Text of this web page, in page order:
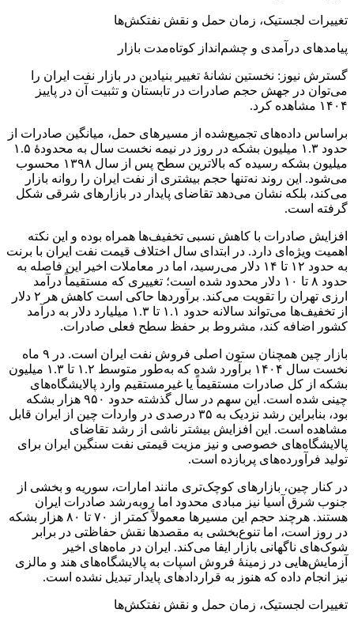
تغییرات لجستیک، زمان حمل و نقش نفتکش‌ها
پیامدهای درآمدی و چشم‌انداز کوتاه‌مدت بازار
گسترش نیوز: نخستین نشانهٔ تغییر بنیادین در بازار نفت ایران را
می‌توان در جهش حجم صادرات در تابستان و تثبیت آن در پاییز
۱۴۰۴ مشاهده کرد.
براساس داده‌های تجمیع‌شده از مسیرهای حمل، میانگین صادرات از
حدود ۱.۳ میلیون بشکه در روز در نیمه نخست سال به محدودهٔ ۱.۵
میلیون بشکه رسیده که بالاترین سطح پس از سال ۱۳۹۸ محسوب
می‌شود. این روند نه‌تنها حجم بیشتری از نفت ایران را روانه بازار
می‌کند، بلکه نشان می‌دهد تقاضای پایدار در بازارهای شرقی شکل
گرفته است.
افزایش صادرات با کاهش نسبی تخفیف‌ها همراه بوده و این نکته
اهمیت ویژه‌ای دارد. در ابتدای سال اختلاف قیمت نفت ایران با برنت
به حدود ۱۲ تا ۱۴ دلار می‌رسید، اما در معاملات اخیر این فاصله به
حدود ۸ تا ۱۰ دلار محدود شده است؛ تغییری که مستقیماً درآمد
ارزی تهران را تقویت می‌کند. برآوردها حاکی است کاهش هر ۲ دلار
از تخفیف‌ها می‌تواند سالانه حدود ۱.۱ تا ۱.۳ میلیارد دلار به درآمد
کشور اضافه کند، مشروط بر حفظ سطح فعلی صادرات.
بازار چین همچنان ستون اصلی فروش نفت ایران است. در ۹ ماه
نخست سال ۱۴۰۴ برآورد شده که به‌طور متوسط ۱.۲ تا ۱.۳ میلیون
بشکه از کل صادرات مستقیماً یا غیرمستقیم وارد پالایشگاه‌های
چینی شده است. این سهم در سال گذشته حدود ۹۵۰ هزار بشکه
بود، بنابراین رشد نزدیک به ۳۵ درصدی در واردات چین از ایران قابل
مشاهده است. این افزایش بیشتر ناشی از رشد تقاضای
پالایشگاه‌های خصوصی و نیز مزیت قیمتی نفت سنگین ایران برای
تولید فرآورده‌های پربازده است.
در کنار چین، بازارهای کوچک‌تری مانند امارات، سوریه و بخشی از
جنوب شرق آسیا نیز مبادی محدود اما رو‌به‌رشد صادرات ایران
هستند. هرچند حجم این مسیرها معمولاً کمتر از ۷۰ تا ۸۰ هزار بشکه
در روز است، اما تنوع‌بخشی به مقصدها نقش حفاظتی در برابر
شوک‌های ناگهانی بازار ایفا می‌کند. ایران در ماه‌های اخیر
آزمایش‌هایی در زمینهٔ فروش اسپات به پالایشگاه‌های هند و مالزی
نیز انجام داده که هنوز به قراردادهای پایدار تبدیل نشده است.
تغییرات لجستیک، زمان حمل و نقش نفتکش‌ها